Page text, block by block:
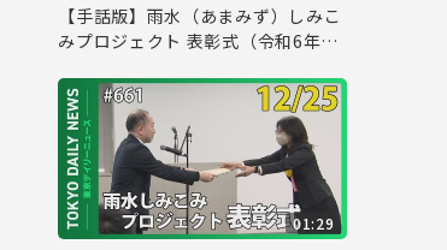
【手話版】雨水（あまみず）しみこ
みプロジェクト 表彰式（令和6年12
No.661）
01:29